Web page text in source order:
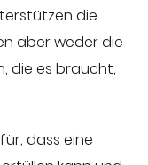
die
aber weder die
die es braucht,
dass eine